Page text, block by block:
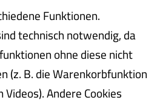
Funktionen.
technisch notwendig, da
ohne diese nicht
(z. B. die Warenkorbfunktion
Andere Cookies